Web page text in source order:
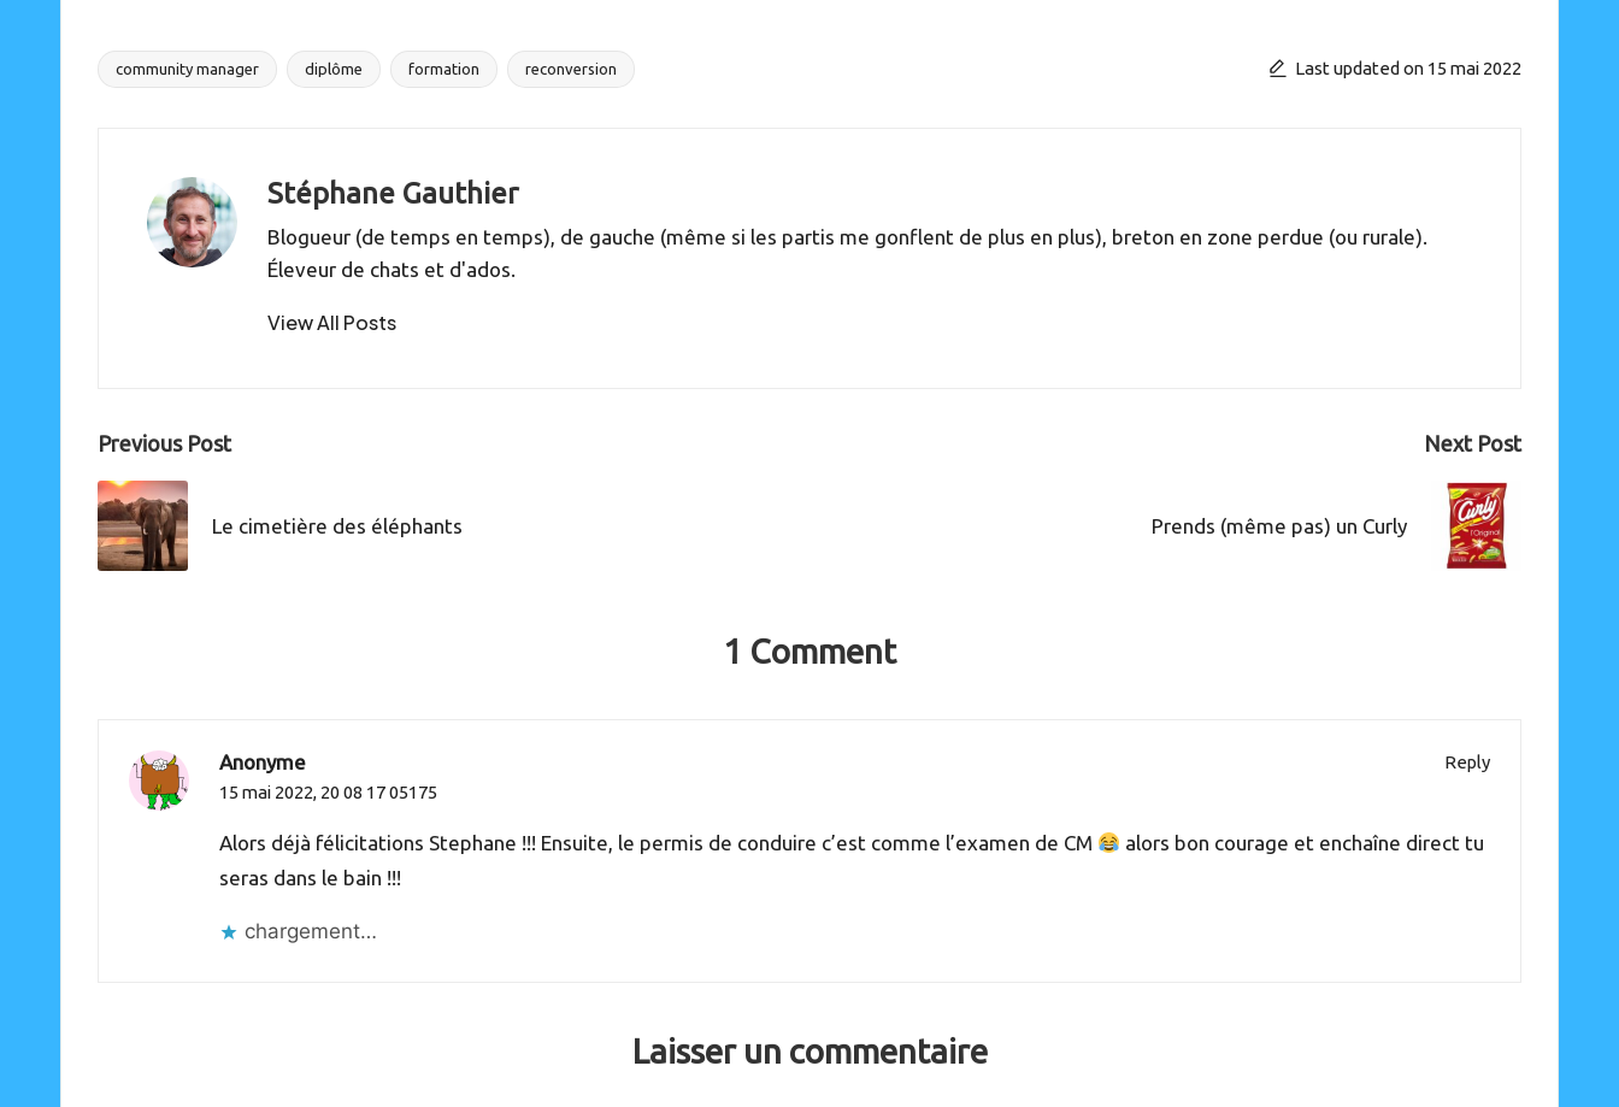
Tags:
community manager diplôme formation reconversion Last updated on 15 mai 2022
Stéphane Gauthier
Blogueur (de temps en temps), de gauche (même si les partis me gonflent de plus en plus), breton en zone perdue (ou rurale).
Éleveur de chats et d'ados.
View All Posts
Post
navigation
Previous Post
Le cimetière des éléphants
Next Post
Prends (même pas) un Curly
1 Comment
Anonyme
Reply
15 mai 2022, 20 08 17 05175
Alors déjà félicitations Stephane !!! Ensuite, le permis de conduire c’est comme l’examen de CM
alors bon courage et enchaîne direct tu
seras dans le bain !!!
chargement…
Laisser un commentaire